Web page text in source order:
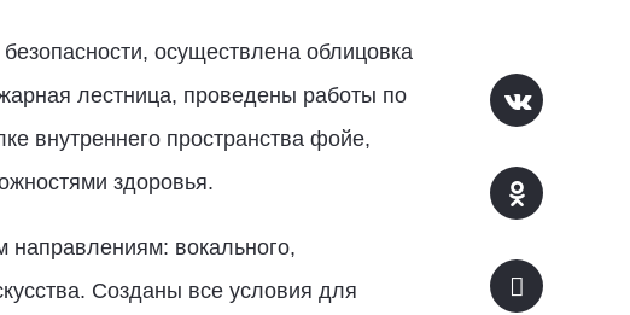
осуществлена облицовка
лестница, проведены работы по
внутреннего пространства фойе,
здоровья.
направлениям: вокального,
Созданы все условия для